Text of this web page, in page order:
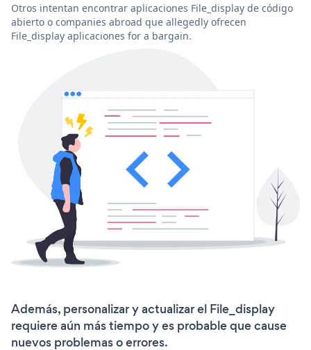
Otros intentan encontrar aplicaciones File_display de código
abierto o companies abroad que allegedly ofrecen
File_display aplicaciones for a bargain.
Además, personalizar y actualizar el File_display
requiere aún más tiempo y es probable que cause
nuevos problemas o errores.